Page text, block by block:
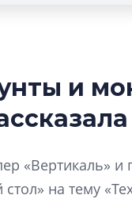
и
«Вертикаль»
на тему